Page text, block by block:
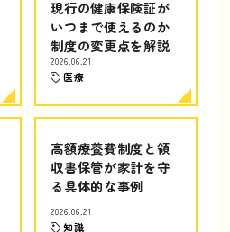
現行の健康保険証が
いつまで使えるのか
制度の変更点を解説
2026.06.21
医療
高額療養費制度と領
収書保管が家計を守
る具体的な事例
2026.06.21
知識